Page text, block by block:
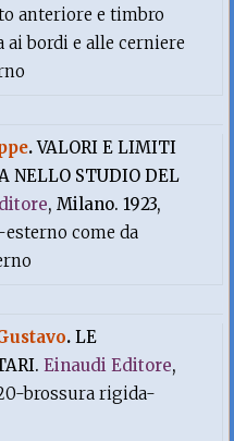
anteriore e timbro
bordi e alle cerniere
.VALORI E LIMITI
NELLO STUDIO DEL
, Milano. 1923,
come da
.LE
Einaudi Editore,
brossura rigida-